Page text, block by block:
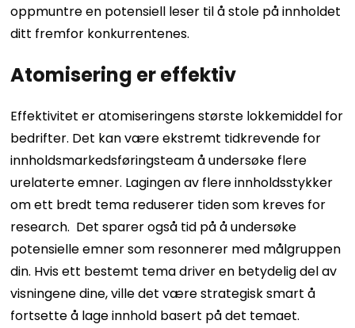
oppmuntre en potensiell leser til å stole på innholdet
ditt fremfor konkurrentenes.
Atomisering er effektiv
Effektivitet er atomiseringens største lokkemiddel for
bedrifter. Det kan være ekstremt tidkrevende for
innholdsmarkedsføringsteam å undersøke flere
urelaterte emner. Lagingen av flere innholdsstykker
om ett bredt tema reduserer tiden som kreves for
research. Det sparer også tid på å undersøke
potensielle emner som resonnerer med målgruppen
din. Hvis ett bestemt tema driver en betydelig del av
visningene dine, ville det være strategisk smart å
fortsette å lage innhold basert på det temaet.